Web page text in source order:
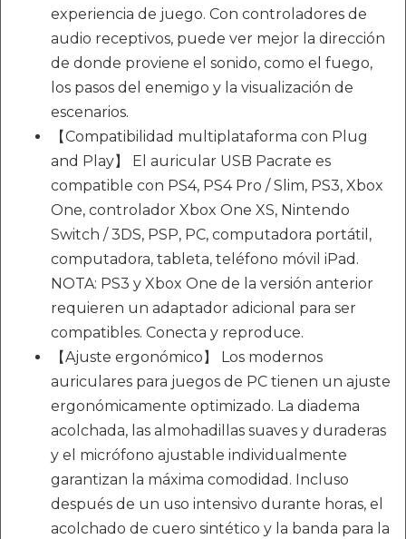
experiencia de juego. Con controladores de
audio receptivos, puede ver mejor la dirección
de donde proviene el sonido, como el fuego,
los pasos del enemigo y la visualización de
escenarios.
【Compatibilidad multiplataforma con Plug
and Play】 El auricular USB Pacrate es
compatible con PS4, PS4 Pro / Slim, PS3, Xbox
One, controlador Xbox One XS, Nintendo
Switch / 3DS, PSP, PC, computadora portátil,
computadora, tableta, teléfono móvil iPad.
NOTA: PS3 y Xbox One de la versión anterior
requieren un adaptador adicional para ser
compatibles. Conecta y reproduce.
【Ajuste ergonómico】 Los modernos
auriculares para juegos de PC tienen un ajuste
ergonómicamente optimizado. La diadema
acolchada, las almohadillas suaves y duraderas
y el micrófono ajustable individualmente
garantizan la máxima comodidad. Incluso
después de un uso intensivo durante horas, el
acolchado de cuero sintético y la banda para la